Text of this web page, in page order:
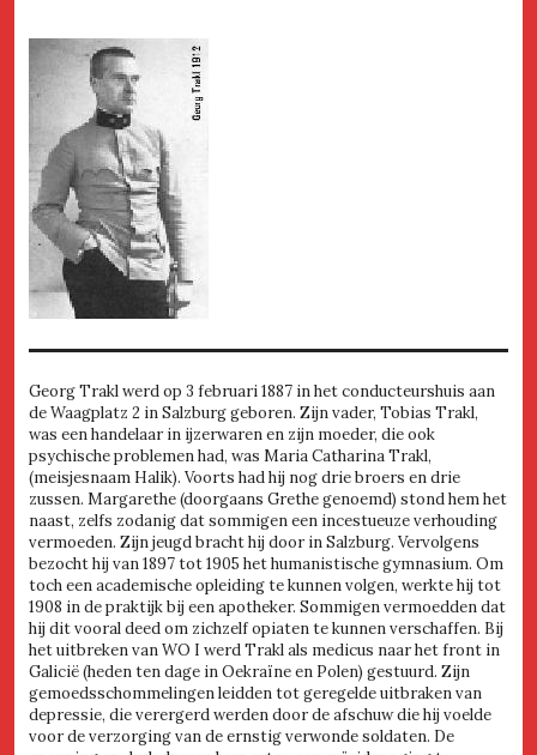
Georg Trakl werd op 3 februari 1887 in het conducteurshuis aan
de Waagplatz 2 in Salzburg geboren. Zijn vader, Tobias Trakl,
was een handelaar in ijzerwaren en zijn moeder, die ook
psychische problemen had, was Maria Catharina Trakl,
(meisjesnaam Halik). Voorts had hij nog drie broers en drie
zussen. Margarethe (doorgaans Grethe genoemd) stond hem het
naast, zelfs zodanig dat sommigen een incestueuze verhouding
vermoeden. Zijn jeugd bracht hij door in Salzburg. Vervolgens
bezocht hij van 1897 tot 1905 het humanistische gymnasium. Om
toch een academische opleiding te kunnen volgen, werkte hij tot
1908 in de praktijk bij een apotheker. Sommigen vermoedden dat
hij dit vooral deed om zichzelf opiaten te kunnen verschaffen. Bij
het uitbreken van WO I werd Trakl als medicus naar het front in
Galicië (heden ten dage in Oekraïne en Polen) gestuurd. Zijn
gemoedsschommelingen leidden tot geregelde uitbraken van
depressie, die verergerd werden door de afschuw die hij voelde
voor de verzorging van de ernstig verwonde soldaten. De